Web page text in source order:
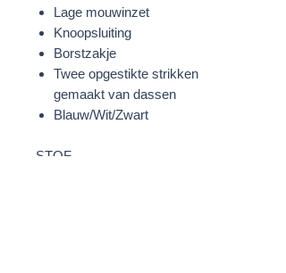
Lage mouwinzet
Knoopsluiting
Borstzakje
Twee opgestikte strikken
gemaakt van dassen
Blauw/Wit/Zwart
STOF